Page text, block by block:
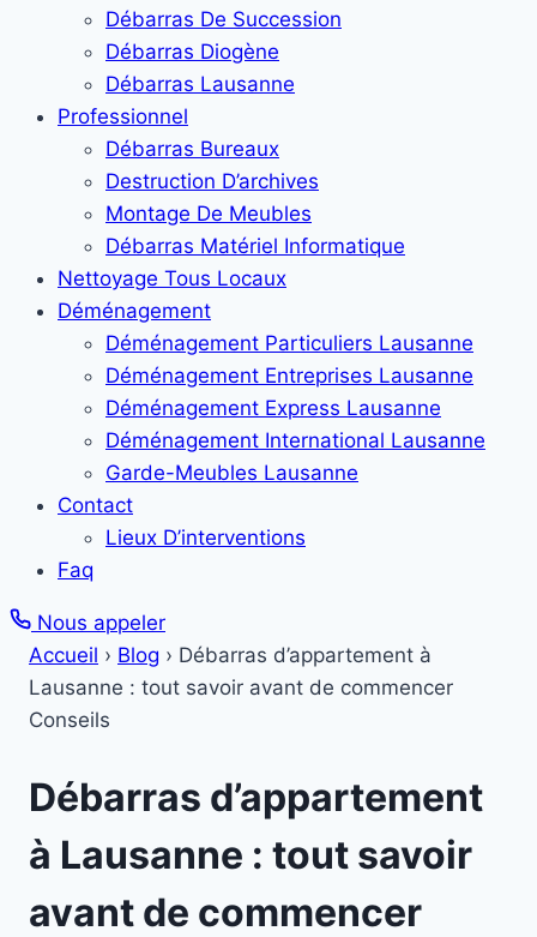
Débarras De Succession
Débarras Diogène
Débarras Lausanne
Professionnel
Débarras Bureaux
Destruction D’archives
Montage De Meubles
Débarras Matériel Informatique
Nettoyage Tous Locaux
Déménagement
Déménagement Particuliers Lausanne
Déménagement Entreprises Lausanne
Déménagement Express Lausanne
Déménagement International Lausanne
Garde-Meubles Lausanne
Contact
Lieux D’interventions
Faq
Nous appeler
Accueil › Blog › Débarras d’appartement à
Lausanne : tout savoir avant de commencer
Conseils
Débarras d’appartement
à Lausanne : tout savoir
avant de commencer